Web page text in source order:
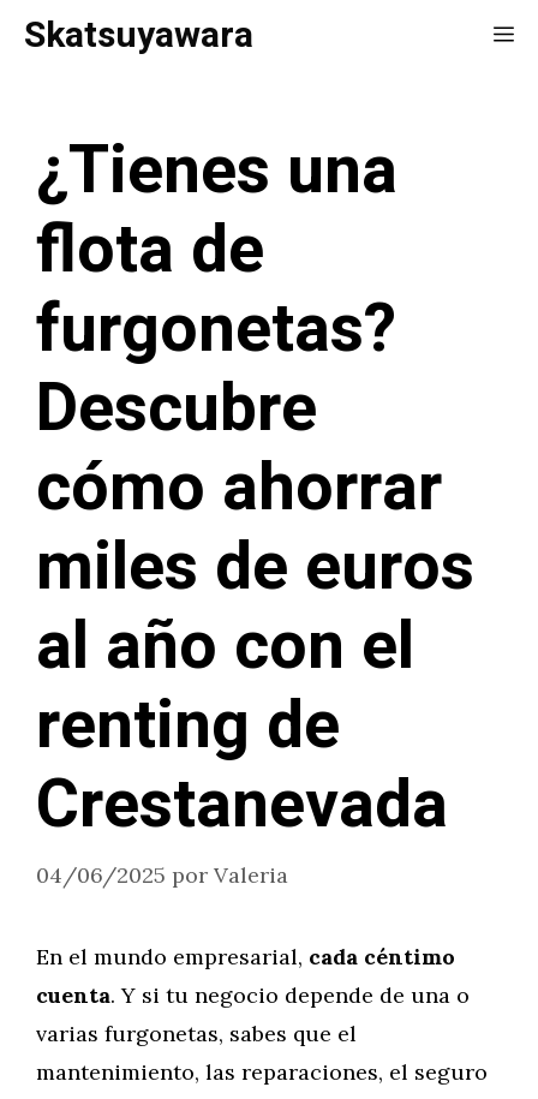
SaltarSkatsuyawara
¿Tienes una
flota de
furgonetas?
Descubre
cómo ahorrar
miles de euros
al año con el
renting de
Crestanevada
04/06/2025 por Valeria
En el mundo empresarial, cada céntimo
cuenta. Y si tu negocio depende de una o
varias furgonetas, sabes que el
mantenimiento, las reparaciones, el seguro